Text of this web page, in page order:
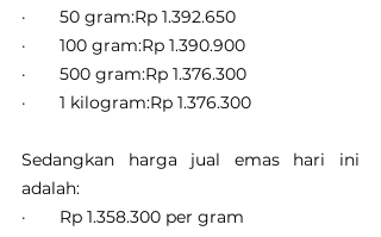
·       50 gram:Rp 1.392.650
·       100 gram:Rp 1.390.900
·       500 gram:Rp 1.376.300
·       1 kilogram:Rp 1.376.300
Sedangkan harga jual emas hari ini
adalah:
·       Rp 1.358.300 per gram